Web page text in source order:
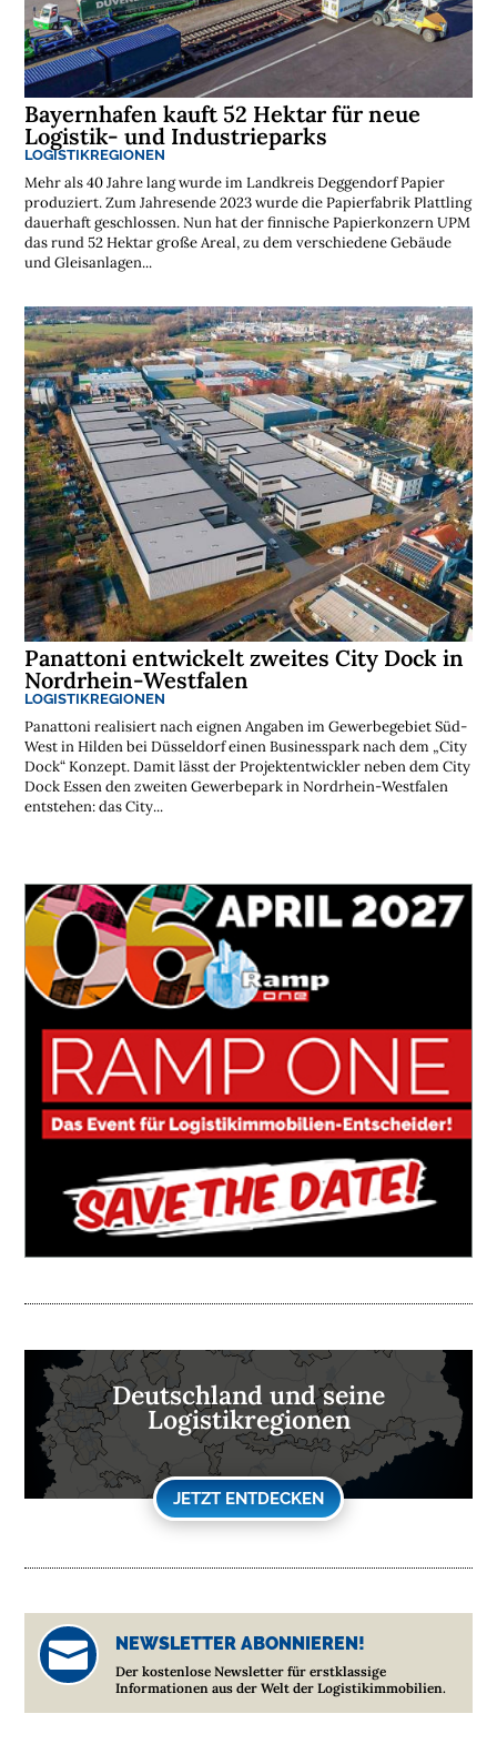
➔
j
e
t
z
t
a
b
o
n
i
e
r
n
Bayernhafen kauft 52 Hektar für neue
Logistik- und Industrieparks
LOGISTIKREGIONEN
Mehr als 40 Jahre lang wurde im Landkreis Deggendorf Papier
produziert. Zum Jahresende 2023 wurde die Papierfabrik Plattling
dauerhaft geschlossen. Nun hat der finnische Papierkonzern UPM
das rund 52 Hektar große Areal, zu dem verschiedene Gebäude
und Gleisanlagen...
Panattoni entwickelt zweites City Dock in
Nordrhein-Westfalen
LOGISTIKREGIONEN
Panattoni realisiert nach eignen Angaben im Gewerbegebiet Süd-
West in Hilden bei Düsseldorf einen Businesspark nach dem „City
Dock“ Konzept. Damit lässt der Projektentwickler neben dem City
Dock Essen den zweiten Gewerbepark in Nordrhein-Westfalen
entstehen: das City...
Deutschland und seine
Logistikregionen
JETZT ENTDECKEN
 NEWSLETTER ABONNIEREN!
Der kostenlose Newsletter für erstklassige
Informationen aus der Welt der Logistikimmobilien.